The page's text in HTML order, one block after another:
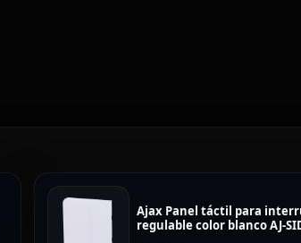
Ajax Panel táctil para
regulable color blanco AJ-